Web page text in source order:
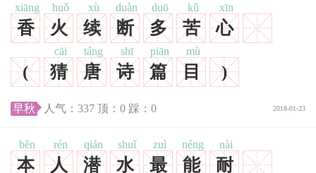
香
xiāng
火
huǒ
续
xù
断
duàn
多
duō
苦
kǔ
心
xīn
( 猜
cāi
唐
táng
诗
shī
篇
piān
目
mù
)
2018-01-23
早秋 人气： 337 顶： 0 踩： 0
本
běn
人
rén
潜
qián
水
shuǐ
最
zuì
能
néng
耐
nài